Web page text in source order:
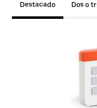
Destacado Dos o